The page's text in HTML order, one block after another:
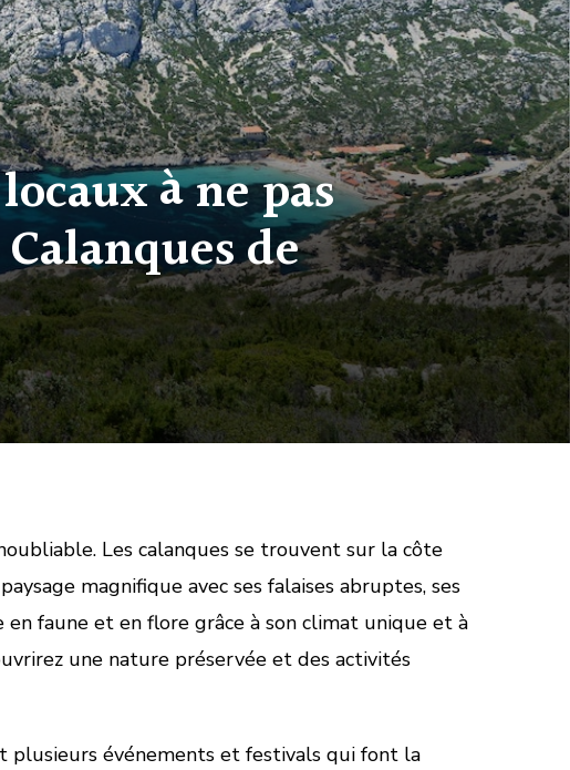
à ne pas
de
Les calanques se trouvent sur la côte
magnifique avec ses falaises abruptes, ses
en faune et en flore grâce à son climat unique et à
une nature préservée et des activités
plusieurs événements et festivals qui font la